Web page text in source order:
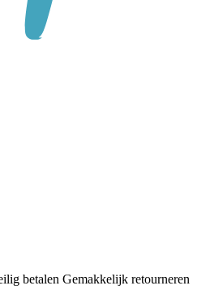
betalen Gemakkelijk retourneren